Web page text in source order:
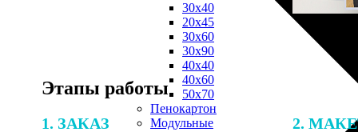
30х40
20х45
30х60
30х90
40х40
40х60
50х70
Пенокартон
Модульные
Этапы работы
1. ЗАКАЗ 2.